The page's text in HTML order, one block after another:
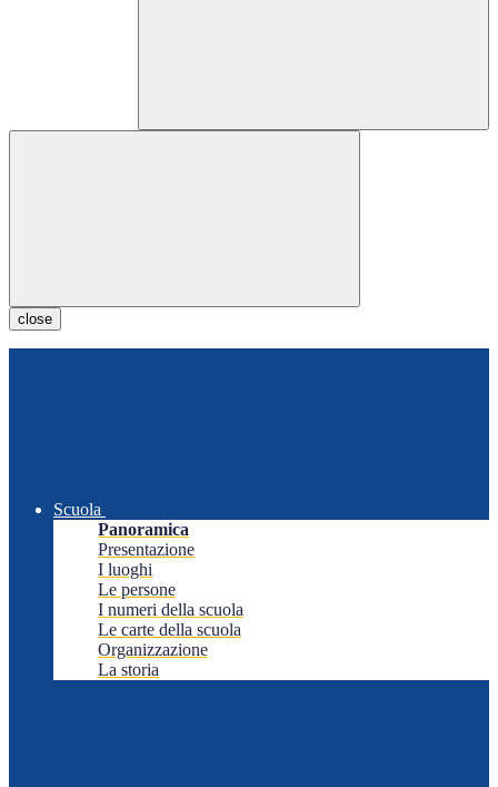
close
Scuola
Panoramica
Presentazione
I luoghi
Le persone
I numeri della scuola
Le carte della scuola
Organizzazione
La storia